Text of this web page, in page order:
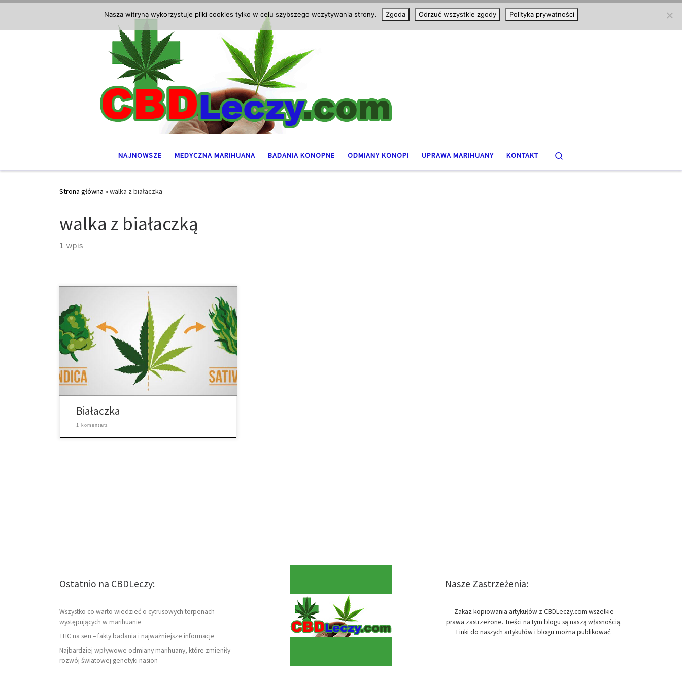
NAJNOWSZE MEDYCZNA MARIHUANA BADANIA KONOPNE ODMIANY KONOPI UPRAWA MARIHUANY KONTAKT
Strona główna »walka z białaczką
walka z białaczką
1 wpis
Cannabis posiada długą historię medyczną jako
leczenie raka. W dochodzeniu archeologicznym,
cannabis został znaleziony w 2.500-letnim ciele
syberyjskiej kobiety. Po dalszych badaniach naukowcy
stwierdzili, że kobieta mogła stosować cannabis w
celu złagodzenia objawów raka piersi. Dzisiaj, wielu
pacjentów chorych na raka nadal sięga po marihuanę.
Rak piersi jest jedną sprawą, […]
Białaczka
1 komentarz
Ostatnio na CBDLeczy:
Wszystko co warto wiedzieć o cytrusowych terpenach
występujących w marihuanie
THC na sen – fakty badania i najważniejsze informacje
Najbardziej wpływowe odmiany marihuany, które zmieniły
rozwój światowej genetyki nasion
Nasze Zastrzeżenia:
Zakaz kopiowania artykułów z CBDLeczy.com wszelkie
prawa zastrzeżone. Treści na tym blogu są naszą własnością.
Linki do naszych artykułów i blogu można publikować.
Nasza witryna wykorzystuje pliki cookies tylko w celu szybszego wczytywania strony. Zgoda Odrzuć wszystkie zgody Polityka prywatności